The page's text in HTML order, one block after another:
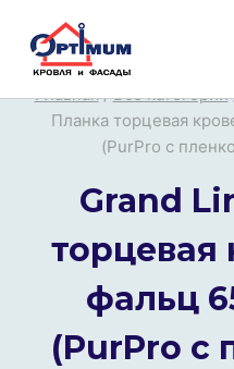
Перейти
Главная / Все категории
Планка торцевая
(PurPro с
Grand
торцевая
фальц
(PurPro с